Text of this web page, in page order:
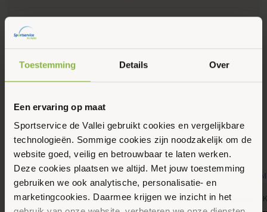
Toestemming Details Over
Een ervaring op maat
Sportservice de Vallei gebruikt cookies en vergelijkbare
technologieën. Sommige cookies zijn noodzakelijk om de
website goed, veilig en betrouwbaar te laten werken.
Deze cookies plaatsen we altijd. Met jouw toestemming
gebruiken we ook analytische, personalisatie- en
marketingcookies. Daarmee krijgen we inzicht in het
Peppelensteeg 17, Ede
Gerelateerde activiteiten
10
Augustus 2026
Bewegen, Gemeente Ede, MBVO, Senioren
Augustus 2026
Gemeente Ede,